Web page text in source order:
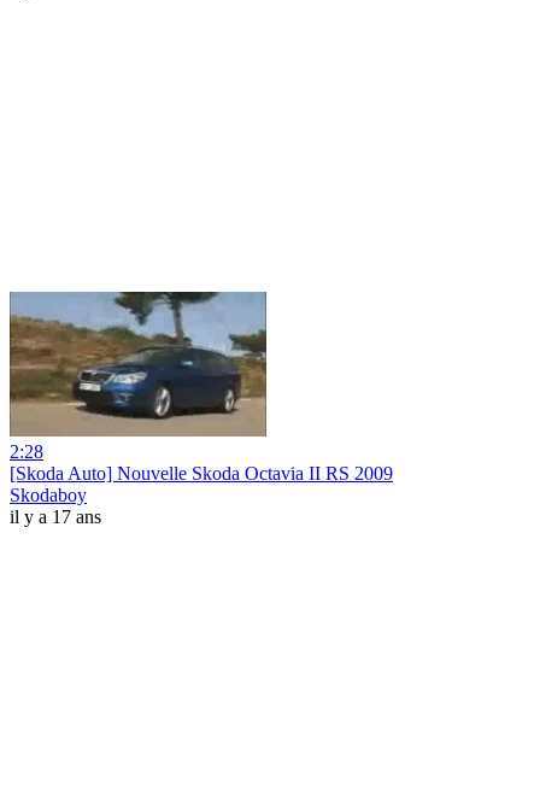
2:28
[Skoda Auto] Nouvelle Skoda Octavia II RS 2009
Skodaboy
il y a 17 ans